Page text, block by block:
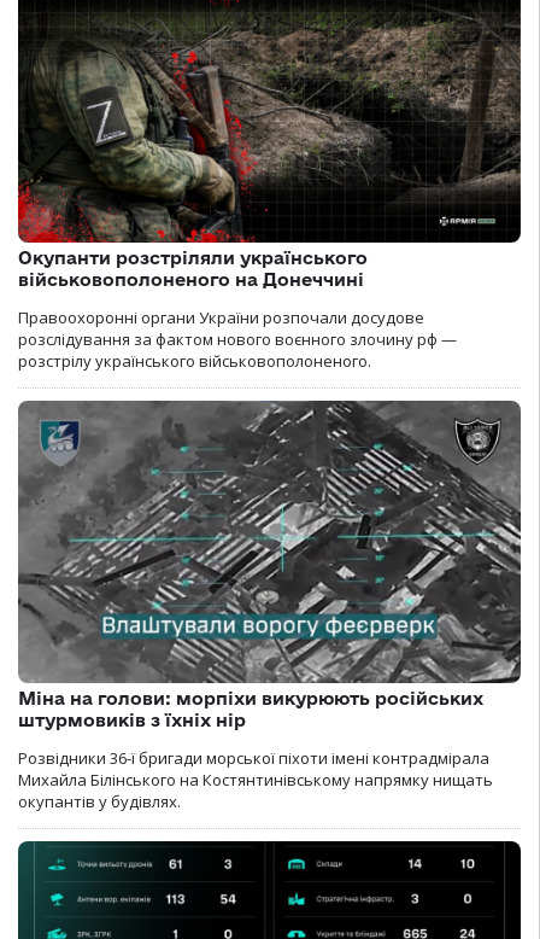
Окупанти розстріляли українського
військовополоненого на Донеччині
Правоохоронні органи України розпочали досудове
розслідування за фактом нового воєнного злочину рф —
розстрілу українського військовополоненого.
Міна на голови: морпіхи викурюють російських
штурмовиків з їхніх нір
Розвідники 36-ї бригади морської піхоти імені контрадмірала
Михайла Білінського на Костянтинівському напрямку нищать
окупантів у будівлях.